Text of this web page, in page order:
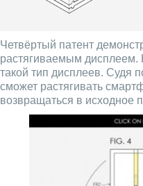
Четвёртый патент
растягиваемым дисплеем.
такой тип дисплеев. Судя
сможет растягивать
возвращаться в исходное